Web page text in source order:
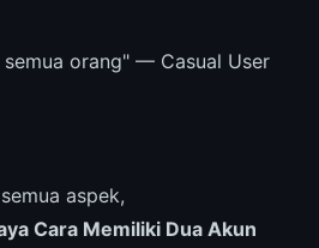
orang" — Casual User
aspek,
Cara Memiliki Dua Akun